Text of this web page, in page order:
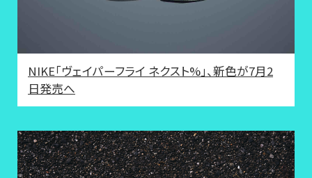
NIKE「ヴェイパーフライ ネクスト%」、新色が7月2
日発売へ